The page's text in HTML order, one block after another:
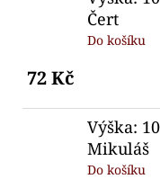
Čert
Do košíku
72 Kč
Výška:
Mikuláš
Do košíku